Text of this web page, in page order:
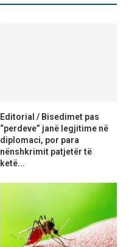
Editorial / Bisedimet pas
“perdeve” janë legjitime në
diplomaci, por para
nënshkrimit patjetër të
ketë...